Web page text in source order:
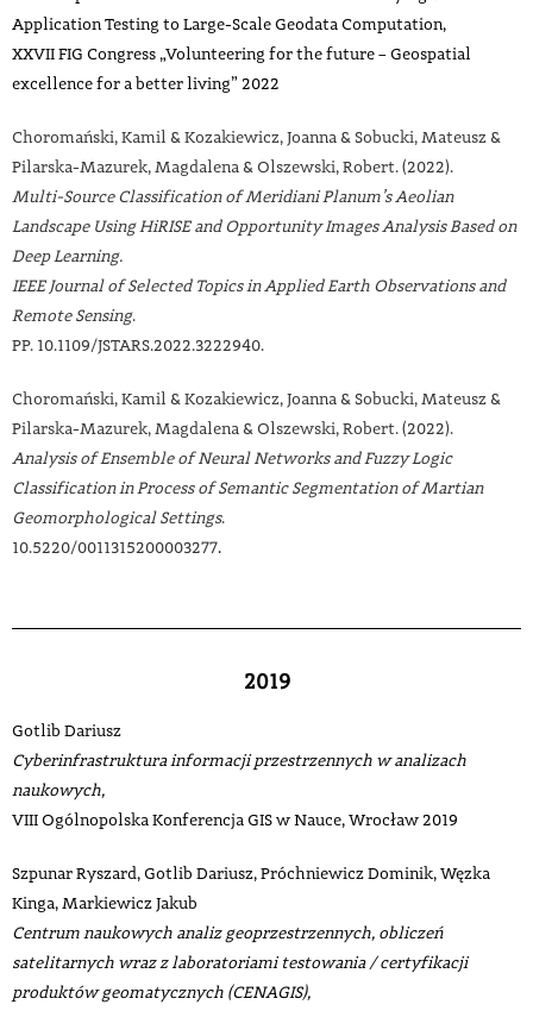
Application Testing to Large-Scale Geodata Computation,
XXVII FIG Congress „Volunteering for the future – Geospatial
excellence for a better living” 2022
Choromański, Kamil & Kozakiewicz, Joanna & Sobucki, Mateusz &
Pilarska-Mazurek, Magdalena & Olszewski, Robert. (2022).
Multi-Source Classification of Meridiani Planum’s Aeolian
Landscape Using HiRISE and Opportunity Images Analysis Based on
Deep Learning.
IEEE Journal of Selected Topics in Applied Earth Observations and
Remote Sensing.
PP. 10.1109/JSTARS.2022.3222940.
Choromański, Kamil & Kozakiewicz, Joanna & Sobucki, Mateusz &
Pilarska-Mazurek, Magdalena & Olszewski, Robert. (2022).
Analysis of Ensemble of Neural Networks and Fuzzy Logic
Classification in Process of Semantic Segmentation of Martian
Geomorphological Settings.
10.5220/0011315200003277.
2019
Gotlib Dariusz
Cyberinfrastruktura informacji przestrzennych w analizach
naukowych,
VIII Ogólnopolska Konferencja GIS w Nauce, Wrocław 2019
Szpunar Ryszard, Gotlib Dariusz, Próchniewicz Dominik, Węzka
Kinga, Markiewicz Jakub
Centrum naukowych analiz geoprzestrzennych, obliczeń
satelitarnych wraz z laboratoriami testowania / certyfikacji
produktów geomatycznych (CENAGIS),